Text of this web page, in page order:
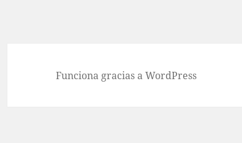
Funciona gracias a WordPress